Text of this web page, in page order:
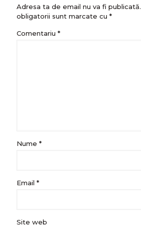
Adresa ta de email nu va fi publicată.
obligatorii sunt marcate cu *
Comentariu *
Nume *
Email *
Site web